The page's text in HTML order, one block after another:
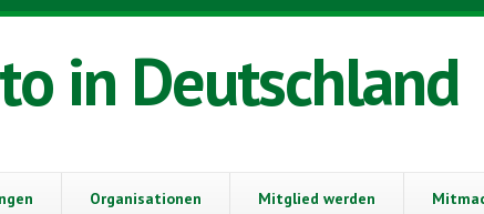
in Deutschland
Organisationen Mitglied werden